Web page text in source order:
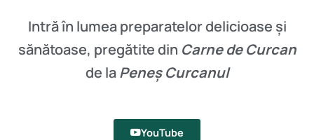
Intră în lumea preparatelor delicioase și
sănătoase, pregătite din Carne de Curcan
de laPeneș Curcanul
YouTube